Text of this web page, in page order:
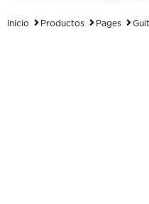
Inicio Productos Pages